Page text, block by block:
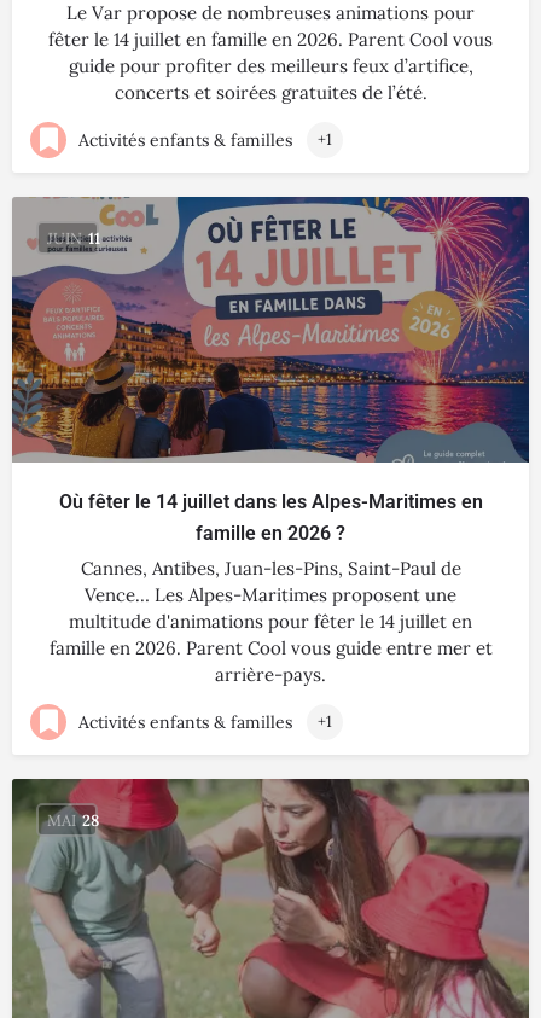
Le Var propose de nombreuses animations pour
fêter le 14 juillet en famille en 2026. Parent Cool vous
guide pour profiter des meilleurs feux d’artifice,
concerts et soirées gratuites de l’été.
Activités enfants & familles +1
JUIN 11
Où fêter le 14 juillet dans les Alpes-Maritimes en
famille en 2026 ?
Cannes, Antibes, Juan-les-Pins, Saint-Paul de
Vence… Les Alpes-Maritimes proposent une
multitude d'animations pour fêter le 14 juillet en
famille en 2026. Parent Cool vous guide entre mer et
arrière-pays.
Activités enfants & familles +1
MAI 28